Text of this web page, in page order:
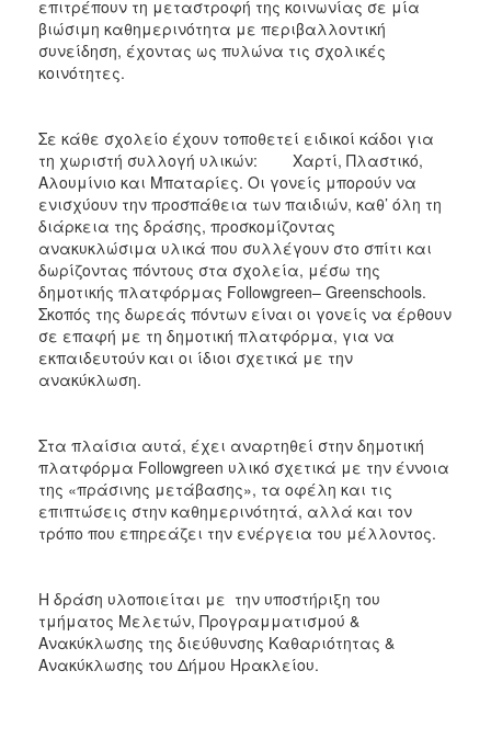
επιτρέπουν τη μεταστροφή της κοινωνίας σε μία
βιώσιμη καθημερινότητα με περιβαλλοντική
συνείδηση, έχοντας ως πυλώνα τις σχολικές
κοινότητες.
Σε κάθε σχολείο έχουν τοποθετεί ειδικοί κάδοι για
τη χωριστή συλλογή υλικών: Χαρτί, Πλαστικό,
Αλουμίνιο και Μπαταρίες. Οι γονείς μπορούν να
ενισχύουν την προσπάθεια των παιδιών, καθ’ όλη τη
διάρκεια της δράσης, προσκομίζοντας
ανακυκλώσιμα υλικά που συλλέγουν στο σπίτι και
δωρίζοντας πόντους στα σχολεία, μέσω της
δημοτικής πλατφόρμας Followgreen– Greenschools.
Σκοπός της δωρεάς πόντων είναι οι γονείς να έρθουν
σε επαφή με τη δημοτική πλατφόρμα, για να
εκπαιδευτούν και οι ίδιοι σχετικά με την
ανακύκλωση.
Στα πλαίσια αυτά, έχει αναρτηθεί στην δημοτική
πλατφόρμα Followgreen υλικό σχετικά με την έννοια
της «πράσινης μετάβασης», τα οφέλη και τις
επιπτώσεις στην καθημερινότητά, αλλά και τον
τρόπο που επηρεάζει την ενέργεια του μέλλοντος.
Η δράση υλοποιείται με την υποστήριξη του
τμήματος Μελετών, Προγραμματισμού &
Ανακύκλωσης της διεύθυνσης Καθαριότητας &
Ανακύκλωσης του Δήμου Ηρακλείου.